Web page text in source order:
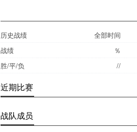
历史战绩
全部时间
战绩
％
胜/平/负
//
近期比赛
战队成员